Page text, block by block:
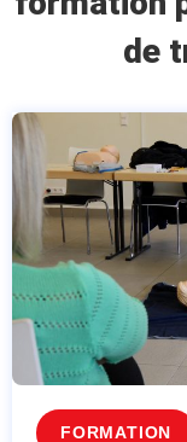
de
FORMATION